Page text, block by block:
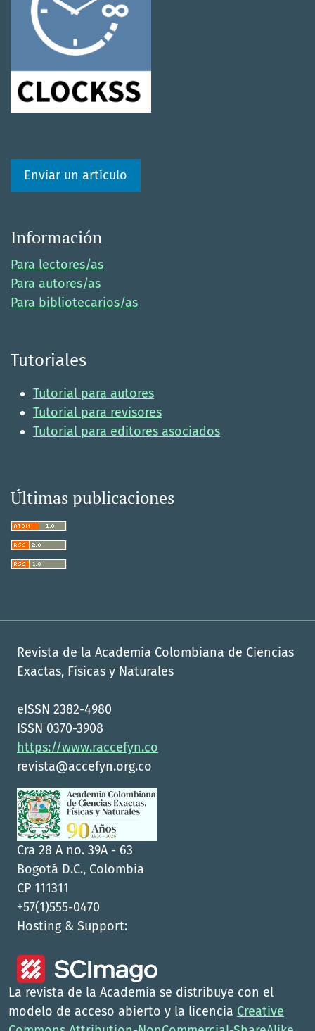
Enviar un artículo
Información
Para lectores/as
Para autores/as
Para bibliotecarios/as
Tutoriales
Tutorial para autores
Tutorial para revisores
Tutorial para editores asociados
Últimas publicaciones
Revista de la Academia Colombiana de Ciencias
Exactas, Físicas y Naturales
eISSN 2382-4980
ISSN 0370-3908
https://www.raccefyn.co
revista@accefyn.org.co
Cra 28 A no. 39A - 63
Bogotá D.C., Colombia
CP 111311
+57(1)555-0470
Hosting & Support:
La revista de la Academia se distribuye con el
modelo de acceso abierto y la licencia Creative